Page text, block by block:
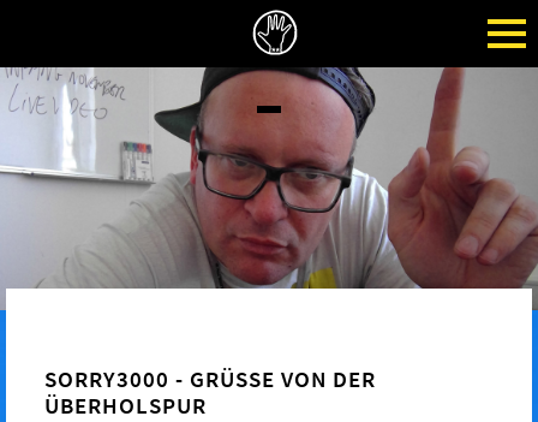
SORRY3000 - GRÜSSE VON DER Ü
BERHOLSPUR